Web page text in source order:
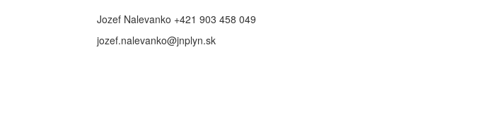
Jozef Nalevanko +421 903 458 049
jozef.nalevanko@jnplyn.sk